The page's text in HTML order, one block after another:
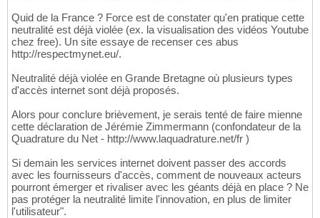
Quid de la France ? Force est de constater qu'en pratique cette
neutralité est déjà violée (ex. la visualisation des vidéos Youtube
chez free). Un site essaye de recenser ces abus
http://respectmynet.eu/.
Neutralité déjà violée en Grande Bretagne où plusieurs types
d'accès internet sont déjà proposés.
Alors pour conclure brièvement, je serais tenté de faire mienne
cette déclaration de Jérémie Zimmermann (confondateur de la
Quadrature du Net - http://www.laquadrature.net/fr )
Si demain les services internet doivent passer des accords
avec les fournisseurs d'accès, comment de nouveaux acteurs
pourront émerger et rivaliser avec les géants déjà en place ? Ne
pas protéger la neutralité limite l'innovation, en plus de limiter
l'utilisateur".